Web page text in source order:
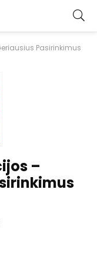
Pasirinkimus
–